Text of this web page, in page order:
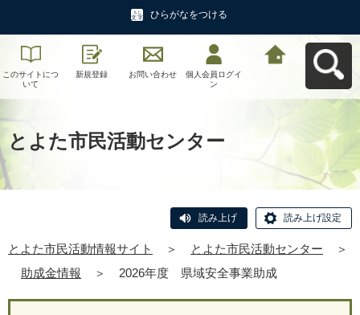
ひらがなをつける
このサイトにつ
いて
新規登録 お問い合わせ
個人会員ログイ
ン
とよた市民活動センター
読み上げ 読み上げ設定
とよた市民活動情報サイト ＞ とよた市民活動センター
＞
助成金情報
＞ 2026年度 県域安全事業助成